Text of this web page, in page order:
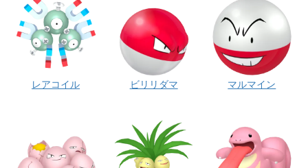
レアコイル ビリリダマ マルマイン